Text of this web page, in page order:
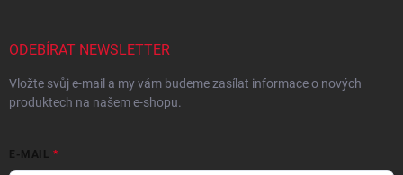
ODEBÍRAT NEWSLETTER
Vložte svůj e-mail a my vám budeme zasílat informace o nových
produktech na našem e-shopu.
E-MAIL